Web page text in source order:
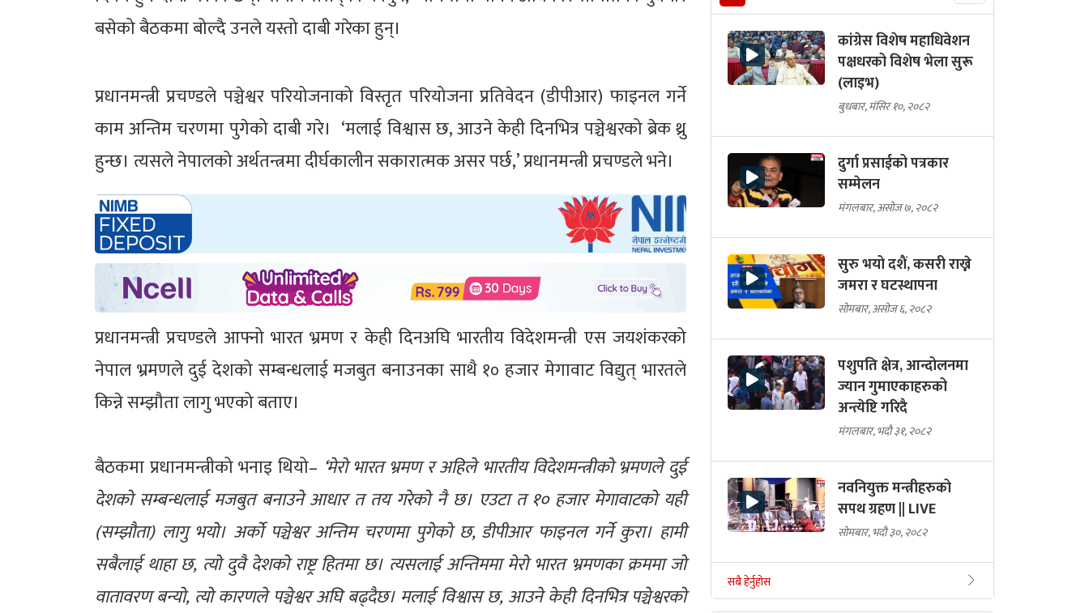
बसेको बैठकमा बोल्दै उनले यस्तो दाबी गरेका हुन्।
प्रधानमन्त्री प्रचण्डले पञ्चेश्वर परियोजनाको विस्तृत परियोजना प्रतिवेदन (डीपीआर) फाइनल गर्ने
काम अन्तिम चरणमा पुगेको दाबी गरे। ‘मलाई विश्वास छ, आउने केही दिनभित्र पञ्चेश्वरको ब्रेक थ्रु
हुन्छ। त्यसले नेपालको अर्थतन्त्रमा दीर्घकालीन सकारात्मक असर पर्छ,’ प्रधानमन्त्री प्रचण्डले भने।
प्रधानमन्त्री प्रचण्डले आफ्नो भारत भ्रमण र केही दिनअघि भारतीय विदेशमन्त्री एस जयशंकरको
नेपाल भ्रमणले दुई देशको सम्बन्धलाई मजबुत बनाउनका साथै १० हजार मेगावाट विद्युत् भारतले
किन्ने सम्झौता लागु भएको बताए।
बैठकमा प्रधानमन्त्रीको भनाइ थियो– ‘मेरो भारत भ्रमण र अहिले भारतीय विदेशमन्त्रीको भ्रमणले दुई
देशको सम्बन्धलाई मजबुत बनाउने आधार त तय गरेको नै छ। एउटा त १० हजार मेगावाटको यही
(सम्झौता) लागु भयो। अर्को पञ्चेश्वर अन्तिम चरणमा पुगेको छ, डीपीआर फाइनल गर्ने कुरा। हामी
सबैलाई थाहा छ, त्यो दुवै देशको राष्ट्र हितमा छ। त्यसलाई अन्तिममा मेरो भारत भ्रमणका क्रममा जो
वातावरण बन्यो, त्यो कारणले पञ्चेश्वर अघि बढ्दैछ। मलाई विश्वास छ, आउने केही दिनभित्र पञ्चेश्वरको
कांग्रेस विशेष महाधिवेशन
पक्षधरको विशेष भेला सुरू
(लाइभ)
बुधबार, मंसिर १०, २०८२
दुर्गा प्रसाईको पत्रकार
सम्मेलन
मंगलबार, असोज ७, २०८२
सुरु भयो दशैं, कसरी राख्ने
जमरा र घटस्थापना
सोमबार, असोज ६, २०८२
पशुपति क्षेत्र, आन्दोलनमा
ज्यान गुमाएकाहरुको
अन्त्येष्टि गरिदै
मंगलबार, भदौ ३१, २०८२
नवनियुक्त मन्त्रीहरुको
सपथ ग्रहण || LIVE
सोमबार, भदौ ३०, २०८२
सबै हेर्नुहोस